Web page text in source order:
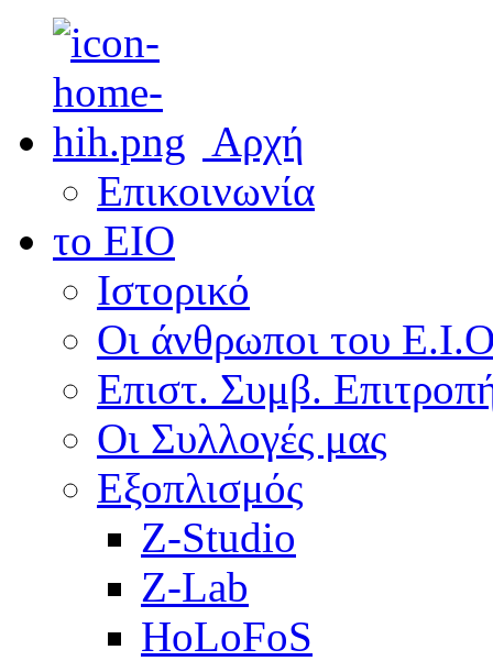
Αρχή
Επικοινωνία
το ΕΙΟ
Ιστορικό
Οι άνθρωποι του
Επιστ. Συμβ.
Οι Συλλογές μας
Εξοπλισμός
Z-Studio
Z-Lab
HoLoFoS